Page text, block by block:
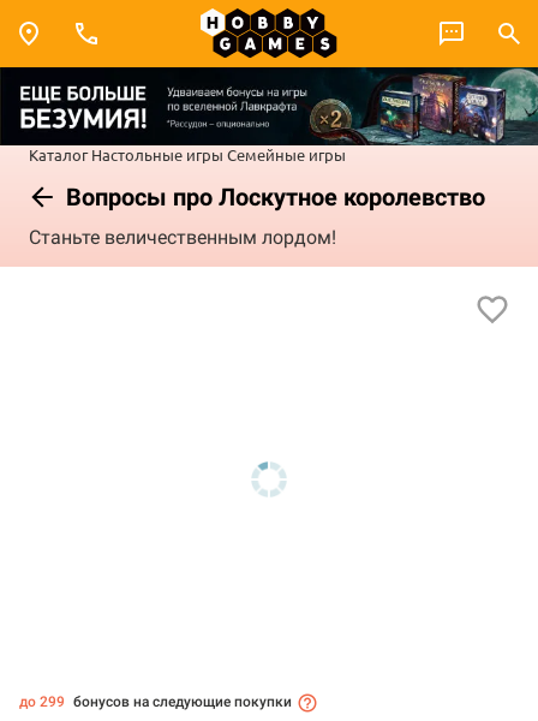
Каталог Настольные игры Семейные игры
Вопросы про Лоскутное королевство
Станьте величественным лордом!
до 299 бонусов на следующие покупки